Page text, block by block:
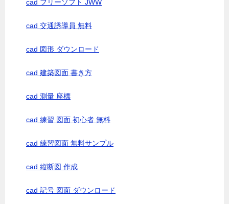
cad フリーソフト JWW
cad 交通誘導員 無料
cad 図形 ダウンロード
cad 建築図面 書き方
cad 測量 座標
cad 練習 図面 初心者 無料
cad 練習図面 無料サンプル
cad 縦断図 作成
cad 記号 図面 ダウンロード